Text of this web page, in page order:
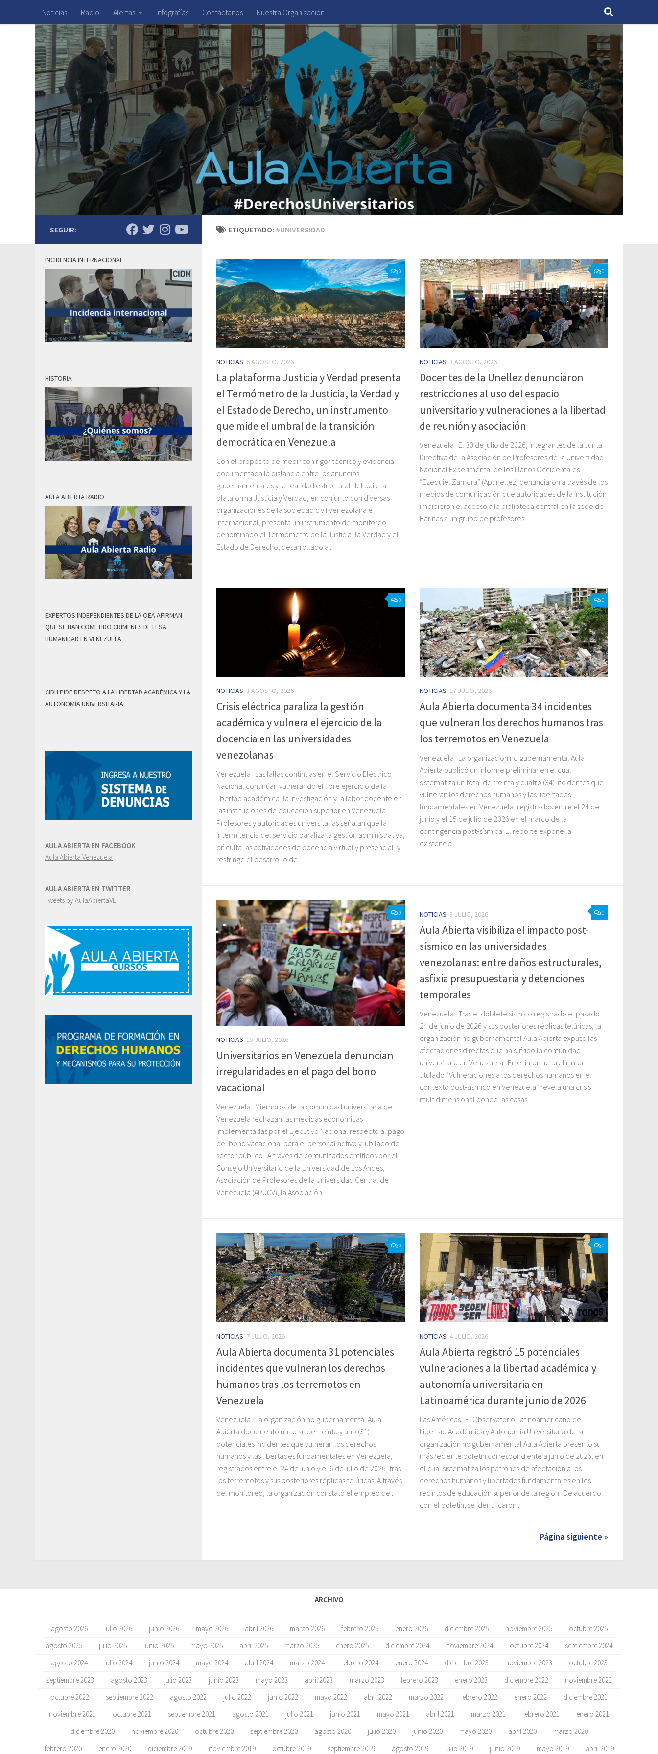
Saltar al contenido
Noticias Radio Alertas Infografías Contáctanos Nuestra Organización
ETIQUETADO: #UNIVERSIDAD
0
NOTICIAS 6 AGOSTO, 2026
La plataforma Justicia y Verdad presenta
el Termómetro de la Justicia, la Verdad y
el Estado de Derecho, un instrumento
que mide el umbral de la transición
democrática en Venezuela
Con el propósito de medir con rigor técnico y evidencia
documentada la distancia entre los anuncios
gubernamentales y la realidad estructural del país, la
plataforma Justicia y Verdad, en conjunto con diversas
organizaciones de la sociedad civil venezolana e
internacional, presenta un instrumento de monitoreo
denominado el Termómetro de la Justicia, la Verdad y el
Estado de Derecho, desarrollado a...
0
NOTICIAS 3 AGOSTO, 2026
Docentes de la Unellez denunciaron
restricciones al uso del espacio
universitario y vulneraciones a la libertad
de reunión y asociación
Venezuela | El 30 de julio de 2026, integrantes de la Junta
Directiva de la Asociación de Profesores de la Universidad
Nacional Experimental de los Llanos Occidentales
“Ezequiel Zamora” (Apunellez) denunciaron a través de los
medios de comunicación que autoridades de la institución
impidieron el acceso a la biblioteca central en la sede de
Barinas a un grupo de profesores...
0
NOTICIAS 3 AGOSTO, 2026
Crisis eléctrica paraliza la gestión
académica y vulnera el ejercicio de la
docencia en las universidades
venezolanas
Venezuela | Las fallas continuas en el Servicio Eléctrico
Nacional continúan vulnerando el libre ejercicio de la
libertad académica, la investigación y la labor docente en
las instituciones de educación superior en Venezuela.
Profesores y autoridades universitarias señalan que la
intermitencia del servicio paraliza la gestión administrativa,
dificulta las actividades de docencia virtual y presencial, y
restringe el desarrollo de...
0
NOTICIAS 17 JULIO, 2026
Aula Abierta documenta 34 incidentes
que vulneran los derechos humanos tras
los terremotos en Venezuela
Venezuela | La organización no gubernamental Aula
Abierta publicó un informe preliminar en el cual
sistematiza un total de treinta y cuatro (34) incidentes que
vulneran los derechos humanos y las libertades
fundamentales en Venezuela, registrados entre el 24 de
junio y el 15 de julio de 2026 en el marco de la
contingencia post-sísmica. El reporte expone la
existencia...
0
NOTICIAS 15 JULIO, 2026
Universitarios en Venezuela denuncian
irregularidades en el pago del bono
vacacional
Venezuela | Miembros de la comunidad universitaria de
Venezuela rechazan las medidas económicas
implementadas por el Ejecutivo Nacional respecto al pago
del bono vacacional para el personal activo y jubilado del
sector público. A través de comunicados emitidos por el
Consejo Universitario de la Universidad de Los Andes,
Asociación de Profesores de la Universidad Central de
Venezuela (APUCV), la Asociación...
0
NOTICIAS 8 JULIO, 2026
Aula Abierta visibiliza el impacto post-
sísmico en las universidades
venezolanas: entre daños estructurales,
asfixia presupuestaria y detenciones
temporales
Venezuela | Tras el doblete sísmico registrado el pasado
24 de junio de 2026 y sus posteriores réplicas telúricas, la
organización no gubernamental Aula Abierta expuso las
afectaciones directas que ha sufrido la comunidad
universitaria en Venezuela. En el informe preliminar
titulado “Vulneraciones a los derechos humanos en el
contexto post-sísmico en Venezuela” revela una crisis
multidimensional donde las casas...
0
NOTICIAS 7 JULIO, 2026
Aula Abierta documenta 31 potenciales
incidentes que vulneran los derechos
humanos tras los terremotos en
Venezuela
Venezuela | La organización no gubernamental Aula
Abierta documentó un total de treinta y uno (31)
potenciales incidentes que vulneran los derechos
humanos y las libertades fundamentales en Venezuela,
registrados entre el 24 de junio y el 6 de julio de 2026, tras
los terremotos y sus posteriores réplicas telúricas. A través
del monitoreo, la organización constató el empleo de...
0
NOTICIAS 4 JULIO, 2026
Aula Abierta registró 15 potenciales
vulneraciones a la libertad académica y
autonomía universitaria en
Latinoamérica durante junio de 2026
Las Américas | El Observatorio Latinoamericano de
Libertad Académica y Autonomía Universitaria de la
organización no gubernamental Aula Abierta presentó su
más reciente boletín correspondiente a junio de 2026, en
el cual sistematiza los patrones de afectación a los
derechos humanos y libertades fundamentales en los
recintos de educación superior de la región. De acuerdo
con el boletín, se identificaron...
Página siguiente »
SEGUIR:
INCIDENCIA INTERNACIONAL
HISTORIA
AULA ABIERTA RADIO
EXPERTOS INDEPENDIENTES DE LA OEA AFIRMAN
QUE SE HAN COMETIDO CRÍMENES DE LESA
HUMANIDAD EN VENEZUELA
CIDH PIDE RESPETO A LA LIBERTAD ACADÉMICA Y LA
AUTONOMÍA UNIVERSITARIA
AULA ABIERTA EN FACEBOOK
Aula Abierta Venezuela
AULA ABIERTA EN TWITTER
Tweets by AulaAbiertaVE
ARCHIVO
agosto 2026 julio 2026 junio 2026 mayo 2026 abril 2026 marzo 2026 febrero 2026 enero 2026 diciembre 2025 noviembre 2025
octubre 2025
agosto 2025
julio 2025 junio 2025 mayo 2025 abril 2025 marzo 2025 enero 2025 diciembre 2024 noviembre 2024 octubre 2024
septiembre 2024
agosto 2024
julio 2024 junio 2024 mayo 2024 abril 2024 marzo 2024 febrero 2024 enero 2024 diciembre 2023 noviembre 2023
octubre 2023
septiembre 2023
agosto 2023 julio 2023 junio 2023 mayo 2023 abril 2023 marzo 2023 febrero 2023 enero 2023 diciembre 2022
noviembre 2022
octubre 2022
septiembre 2022 agosto 2022 julio 2022 junio 2022 mayo 2022 abril 2022 marzo 2022 febrero 2022 enero 2022
diciembre 2021
noviembre 2021
octubre 2021 septiembre 2021 agosto 2021 julio 2021 junio 2021 mayo 2021 abril 2021 marzo 2021 febrero 2021
enero 2021
diciembre 2020
noviembre 2020 octubre 2020 septiembre 2020 agosto 2020 julio 2020 junio 2020 mayo 2020 abril 2020
marzo 2020
febrero 2020
enero 2020 diciembre 2019 noviembre 2019 octubre 2019 septiembre 2019 agosto 2019 julio 2019 junio 2019 mayo 2019 abril 2019